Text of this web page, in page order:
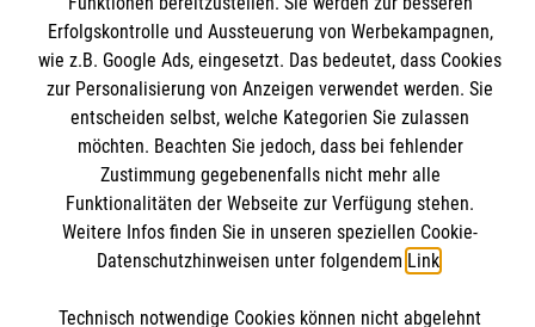
Wir Malteser
Impressum
Datenschutz
Barrierefreiheit
Interner Bereich
Malteser online
Malteserorden
Malteser Jugend
Malteser International
Sharepoint
Spendenkonto
Empfänger: Malteser Hilfsdienst e.V.
Soziale Netzwerke
Erfolgskontrolle und Aussteuerung von Werbekampagnen,
wie z.B. Google Ads, eingesetzt. Das bedeutet, dass Cookies
zur Personalisierung von Anzeigen verwendet werden. Sie
entscheiden selbst, welche Kategorien Sie zulassen
möchten. Beachten Sie jedoch, dass bei fehlender
Zustimmung gegebenenfalls nicht mehr alle
Funktionalitäten der Webseite zur Verfügung stehen.
Weitere Infos finden Sie in unseren speziellen Cookie-
Datenschutzhinweisen unter folgendem Link.
Technisch notwendige Cookies können nicht abgelehnt